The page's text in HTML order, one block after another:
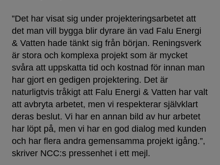
”Det har visat sig under projekteringsarbetet att
det man vill bygga blir dyrare än vad Falu Energi
& Vatten hade tänkt sig från början. Reningsverk
är stora och komplexa projekt som är mycket
svåra att uppskatta tid och kostnad för innan man
har gjort en gedigen projektering. Det är
naturligtvis tråkigt att Falu Energi & Vatten har valt
att avbryta arbetet, men vi respekterar självklart
deras beslut. Vi har en annan bild av hur arbetet
har löpt på, men vi har en god dialog med kunden
och har flera andra gemensamma projekt igång.”,
skriver NCC:s pressenhet i ett mejl.